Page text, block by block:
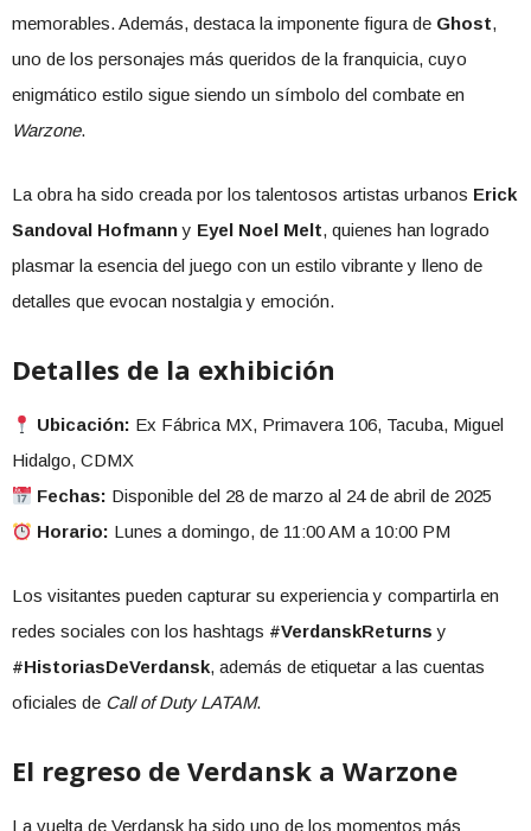
memorables. Además, destaca la imponente figura de Ghost,
uno de los personajes más queridos de la franquicia, cuyo
enigmático estilo sigue siendo un símbolo del combate en
Warzone.
La obra ha sido creada por los talentosos artistas urbanos Erick
Sandoval Hofmanny Eyel Noel Melt, quienes han logrado
plasmar la esencia del juego con un estilo vibrante y lleno de
detalles que evocan nostalgia y emoción.
Detalles de la exhibición
Ubicación: Ex Fábrica MX, Primavera 106, Tacuba, Miguel
Hidalgo, CDMX
Fechas: Disponible del 28 de marzo al 24 de abril de 2025
Horario: Lunes a domingo, de 11:00 AM a 10:00 PM
Los visitantes pueden capturar su experiencia y compartirla en
redes sociales con los hashtags #VerdanskReturns y
#HistoriasDeVerdansk, además de etiquetar a las cuentas
oficiales de Call of Duty LATAM.
El regreso de Verdansk a Warzone
La vuelta de Verdansk ha sido uno de los momentos más